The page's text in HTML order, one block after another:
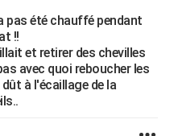
pas été chauffé pendant
!!
et retirer des chevilles
avec quoi reboucher les
à l'écaillage de la